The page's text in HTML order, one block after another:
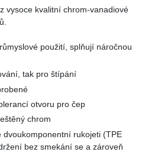
vysoce kvalitní chrom-vanadiové
použití, splňují náročnou
tak pro štípání
otvoru pro čep
chrom
rukojeti (TPE
bez smekání se a zároveň